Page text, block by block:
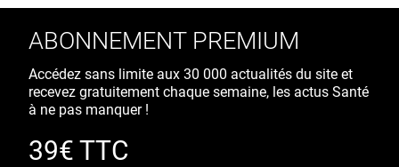
ABONNEMENT PREMIUM
Accédez sans limite aux 30 000 actualités du site et
recevez gratuitement chaque semaine, les actus Santé
à ne pas manquer !
39€ TTC